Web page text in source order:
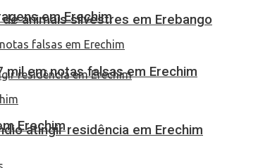
animais silvestres em Erebango
atingir residência em Erechim
em Erechim
em notas falsas em Erechim
Erechim